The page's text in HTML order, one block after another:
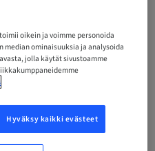
oikein ja voimme personoida
ominaisuuksia ja analysoida
jolla käytät sivustoamme
Hyväksy kaikki evästeet